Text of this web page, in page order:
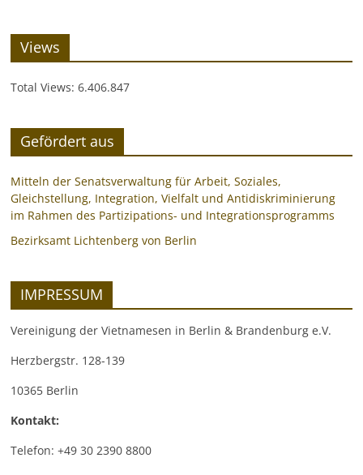
Views
Total Views:6.406.847
Gefördert aus
Mitteln der Senatsverwaltung für Arbeit, Soziales,
Gleichstellung, Integration, Vielfalt und Antidiskriminierung
im Rahmen des Partizipations- und Integrationsprogramms
Bezirksamt Lichtenberg von Berlin
IMPRESSUM
Vereinigung der Vietnamesen in Berlin & Brandenburg e.V.
Herzbergstr. 128-139
10365 Berlin
Kontakt:
Telefon: +49 30 2390 8800